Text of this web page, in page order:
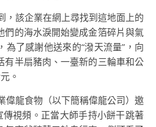
，該企業在網上尋找到這地面上的
們的海水淚開始變成金箔碎片與氣
了感謝他送來的“潑天流量”，向
有半扇豬肉、一臺新的三輪車和公
。
偉龍食物（以下簡稱偉龍公司）邀
傳視頻。正當大師手持小餅干跳著